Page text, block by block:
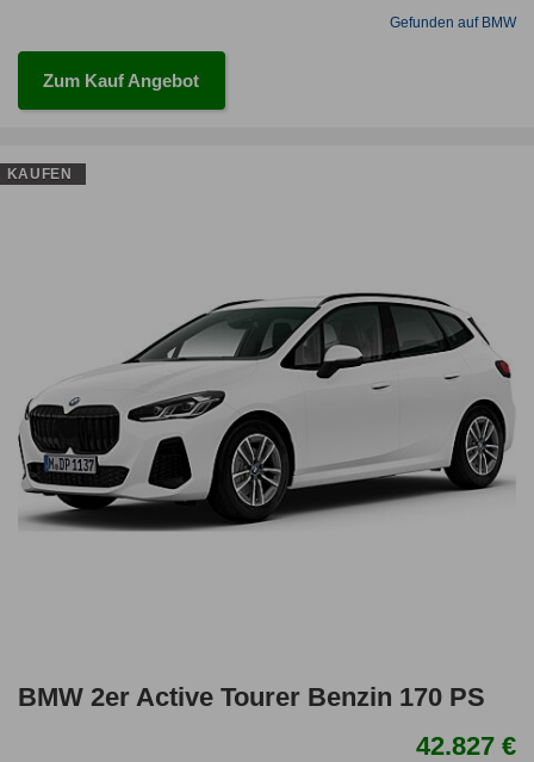
Gefunden auf BMW
Zum Kauf Angebot
BMW 2er Active Tourer Benzin 170 PS
42.827 €
KAUFEN